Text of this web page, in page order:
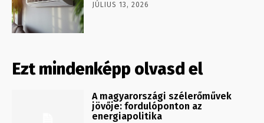
JÚLIUS 13, 2026
Ezt mindenképp olvasd el
A magyarországi szélerőművek
jövője: fordulóponton az
energiapolitika